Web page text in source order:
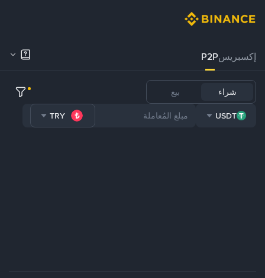
إكسبريسP2P
شراء بيع
USDT
TRY